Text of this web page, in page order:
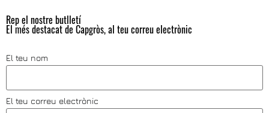
Rep el nostre butlletí
El més destacat de Capgròs, al teu correu electrònic
El teu nom
El teu correu electrònic